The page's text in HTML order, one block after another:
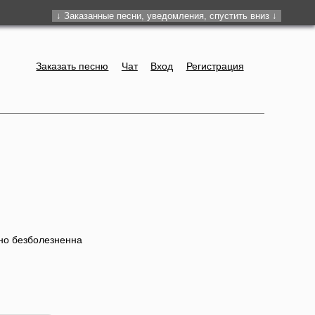
Заказать песню Чат Вход Регистрация
безболезненна